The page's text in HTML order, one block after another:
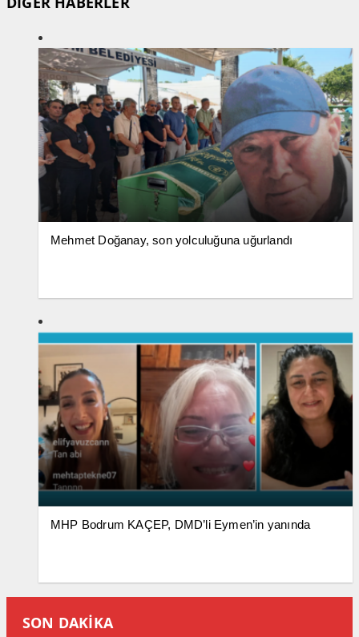
Mehmet Doğanay, son yolculuğuna uğurlandı
MHP Bodrum KAÇEP, DMD’li Eymen’in yanında
SON DAKİKA